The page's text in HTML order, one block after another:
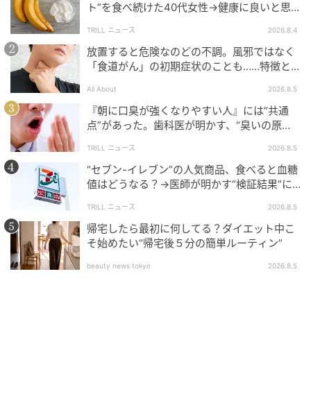
最初に使ってみたのが 「スリムウォーク EX+ メディカ
ルリンパレギンス」 です。同じ「メディカルリンパシ
リーズ」では、レギンスのほかにストッキング、ハイ
ソックス、ショート、ロングタイプも販売されていま
す。
ト”を食べ続けた40代女性→健康に良いと思
TRILL ニュース 2026.8.4
放置すると危険なのどの不調。風邪ではなく
「食道がん」の初期症状のことも……特徴と
All About 2026.8.5
『朝に口臭が強くなりやすい人』には“共通
点”があった。歯科医が明かす、“臭いの原
TRILL ニュース 2026.8.5
“セブン-イレブン”の人気商品、食べると血糖
値はどうなる？→医師が明かす“検証結果”に
TRILL ニュース 2026.8.5
帰宅したら最初に何してる？ダイエット中こ
そ始めたい“帰宅後５分の簡単ルーティン”
beauty news tokyo 2026.8.5